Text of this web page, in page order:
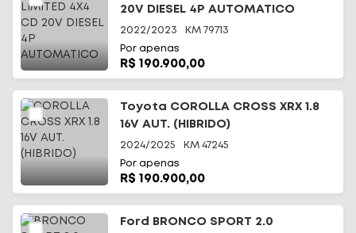
20V DIESEL 4P AUTOMATICO
2022/2023 KM 79713
Por apenas
R$ 190.900,00
Toyota COROLLA CROSS XRX 1.8
16V AUT. (HIBRIDO)
2024/2025 KM 47245
Por apenas
R$ 190.900,00
Ford BRONCO SPORT 2.0